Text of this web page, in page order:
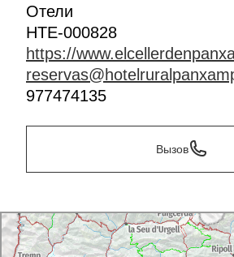
Отели
HTE-000828
https://
977474135
Вызов